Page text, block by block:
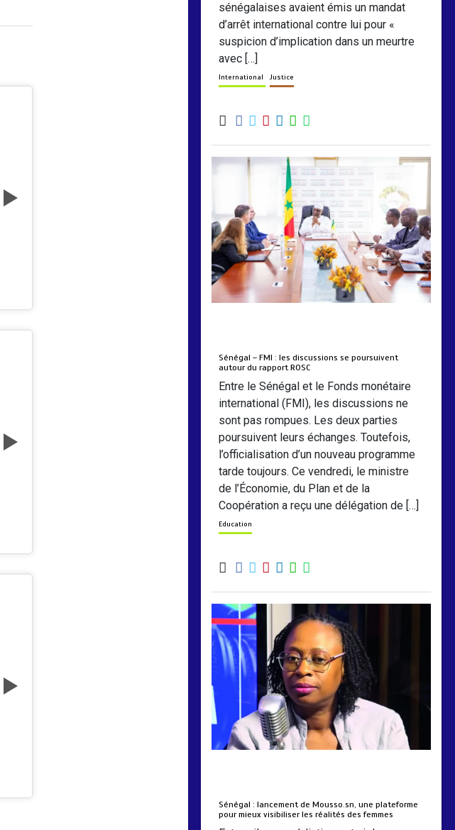
sénégalaises avaient émis un mandat
d’arrêt international contre lui pour «
suspicion d’implication dans un meurtre
avec […]
International Justice
Sénégal – FMI : les discussions se poursuivent
autour du rapport ROSC
Entre le Sénégal et le Fonds monétaire
international (FMI), les discussions ne
sont pas rompues. Les deux parties
poursuivent leurs échanges. Toutefois,
l’officialisation d’un nouveau programme
tarde toujours. Ce vendredi, le ministre
de l’Économie, du Plan et de la
Coopération a reçu une délégation de […]
Education
Sénégal : lancement de Mousso.sn, une plateforme
pour mieux visibiliser les réalités des femmes